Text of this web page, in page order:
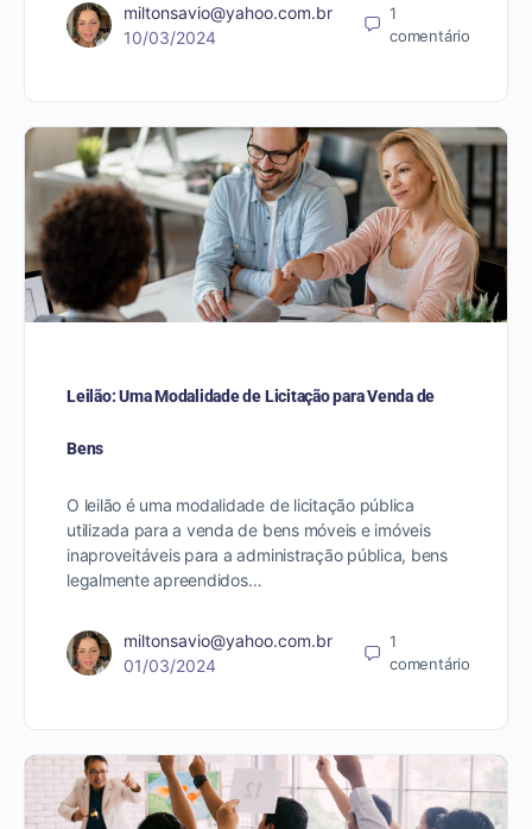
miltonsavio@yahoo.com.br
10/03/2024
1
comentário
Leilão: Uma Modalidade de Licitação para Venda de
Bens
O leilão é uma modalidade de licitação pública
utilizada para a venda de bens móveis e imóveis
inaproveitáveis para a administração pública, bens
legalmente apreendidos…
miltonsavio@yahoo.com.br
01/03/2024
1
comentário